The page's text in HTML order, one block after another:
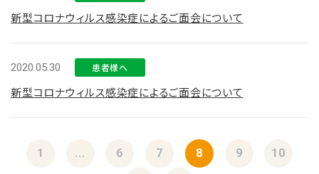
新型コロナウィルス感染症によるご面会について
2020.05.30 患者様へ
新型コロナウィルス感染症によるご面会について
1 ... 6 7 8 9 10